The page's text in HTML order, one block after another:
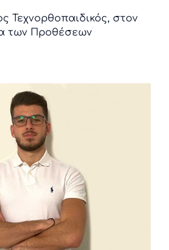
Τεχνορθοπαιδικός, στον
των Προθέσεων